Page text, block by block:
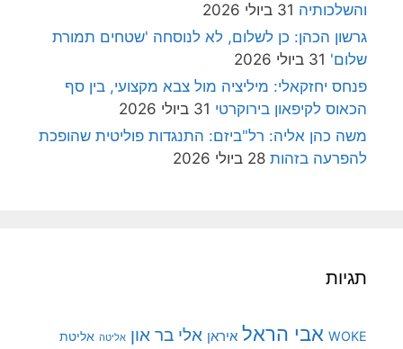
והשלכותיה 31 ביולי 2026
גרשון הכהן: כן לשלום, לא לנוסחה 'שטחים תמורת
שלום' 31 ביולי 2026
פנחס יחזקאלי: מיליציה מול צבא מקצועי, בין סף
הכאוס לקיפאון בירוקרטי 31 ביולי 2026
משה כהן אליה: רל"ביזם: התנגדות פוליטית שהופכת
להפרעה בזהות 28 ביולי 2026
תגיות
WOKE אבי הראל איראן אלי בר און אליטה אליטת